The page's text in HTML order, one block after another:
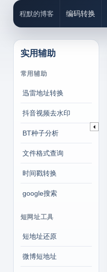
程默的博客 编码转换
实用辅助
常用辅助
迅雷地址转换
抖音视频去水印
BT种子分析
文件格式查询
时间戳转换
google搜索
短网址工具
短地址还原
微博短地址